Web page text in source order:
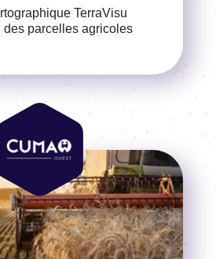
TerraVisu
des parcelles agricoles
Image